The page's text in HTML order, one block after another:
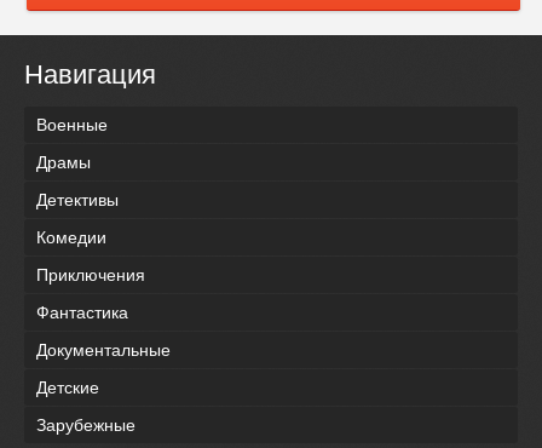
Навигация
Военные
Драмы
Детективы
Комедии
Приключения
Фантастика
Документальные
Детские
Зарубежные